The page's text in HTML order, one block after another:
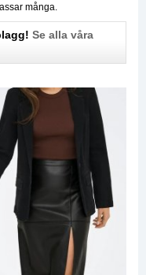
många.
Se alla våra